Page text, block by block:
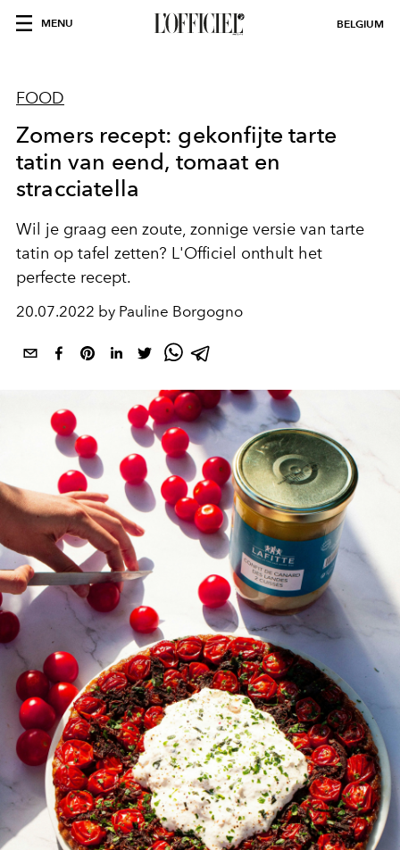
MENU BELGIUM
FOOD
Zomers recept: gekonfijte tarte
tatin van eend, tomaat en
stracciatella
Wil je graag een zoute, zonnige versie van tarte
tatin op tafel zetten? L'Officiel onthult het
perfecte recept.
20.07.2022 by Pauline Borgogno